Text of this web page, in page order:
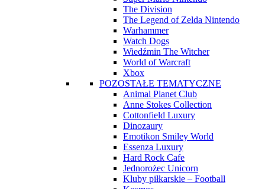
The Division
The Legend of Zelda Nintendo
Warhammer
Watch Dogs
Wiedźmin The Witcher
World of Warcraft
Xbox
POZOSTAŁE TEMATYCZNE
Animal Planet Club
Anne Stokes Collection
Cottonfield Luxury
Dinozaury
Emotikon Smiley World
Essenza Luxury
Hard Rock Cafe
Jednorożec Unicorn
Kluby piłkarskie – Football